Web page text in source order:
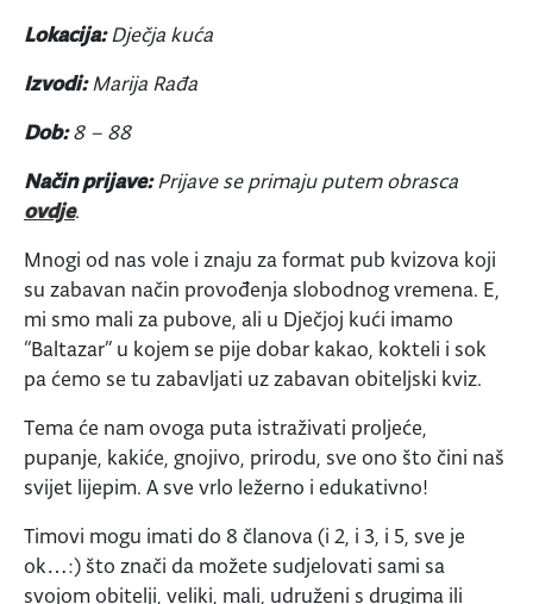
Lokacija:Dječja kuća
Izvodi:Marija Rađa
Dob:8 – 88
Način prijave:Prijave se primaju putem obrasca
ovdje.
Mnogi od nas vole i znaju za format pub kvizova koji
su zabavan način provođenja slobodnog vremena. E,
mi smo mali za pubove, ali u Dječjoj kući imamo
“Baltazar” u kojem se pije dobar kakao, kokteli i sok
pa ćemo se tu zabavljati uz zabavan obiteljski kviz.
Tema će nam ovoga puta istraživati proljeće,
pupanje, kakiće, gnojivo, prirodu, sve ono što čini naš
svijet lijepim. A sve vrlo ležerno i edukativno!
Timovi mogu imati do 8 članova (i 2, i 3, i 5, sve je
ok…:) što znači da možete sudjelovati sami sa
svojom obitelji, veliki, mali, udruženi s drugima ili